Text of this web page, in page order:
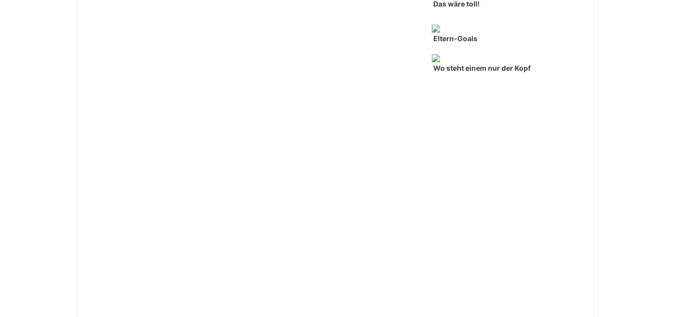
Das wäre toll!
Eltern-Goals
Wo steht einem nur der Kopf